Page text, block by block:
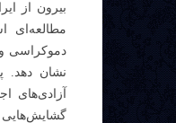
بیرون از
مطالعه‌ای
دموکراسی
نشان دهد.
آزادی‌های